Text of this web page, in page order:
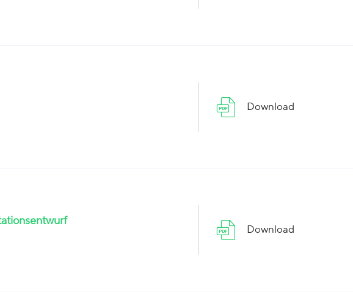
Download
Download